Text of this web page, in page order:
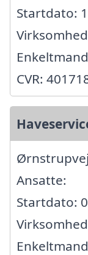
Startdato:
CVR:
Ansatte:
Startdato: